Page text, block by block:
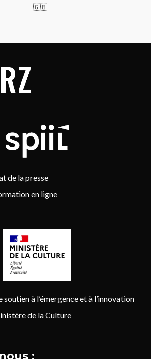
🇬🇧
de la presse
en ligne
soutien à l’émergence et à l’innovation
de la Culture